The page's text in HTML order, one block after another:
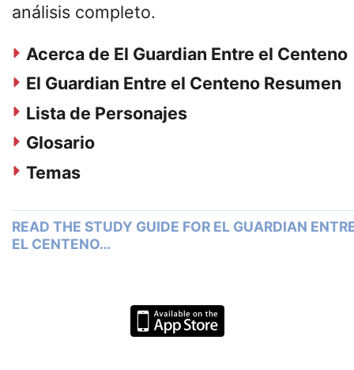
análisis completo.
Acerca de El Guardian Entre el Centeno
El Guardian Entre el Centeno Resumen
Lista de Personajes
Glosario
Temas
READ THE STUDY GUIDE FOR EL GUARDIAN
EL CENTENO…